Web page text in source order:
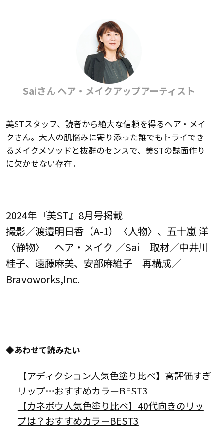
Saiさん ヘア・メイクアップアーティスト
美STスタッフ、読者から絶大な信頼を得るヘア・メイ
クさん。大人の肌悩みに寄り添った誰でもトライでき
るメイクメソッドと抜群のセンスで、美STの誌面作り
に欠かせない存在。
2024年『美ST』8月号掲載
撮影／渡邉明日香（A-1）〈人物〉、五十嵐 洋
〈静物〉 ヘア・メイク ／Sai 取材／中井川
桂子、遠藤麻美、安部麻維子 再構成／
Bravoworks,Inc.
◆あわせて読みたい
【アディクション人気色塗り比べ】高評価すぎ
リップ…おすすめカラーBEST3
【カネボウ人気色塗り比べ】40代向きのリッ
プは？おすすめカラーBEST3